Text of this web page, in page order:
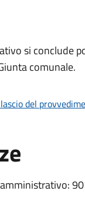
si conclude
comunale.
del